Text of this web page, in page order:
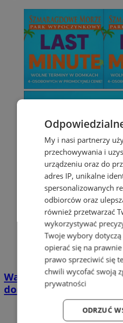
Wakacyjny
domkach Szmaragdowe
My i nasi partnerzy
przechowywania i
urządzeniu oraz do
adres IP, unikalne
spersonalizowanych
odbiorców oraz
również przetwarzać
wykorzystywać
Twoje wybory
opierać się na
prawo sprzeciwić się
chwili wycofać swoją
prywatności
ODRZUĆ